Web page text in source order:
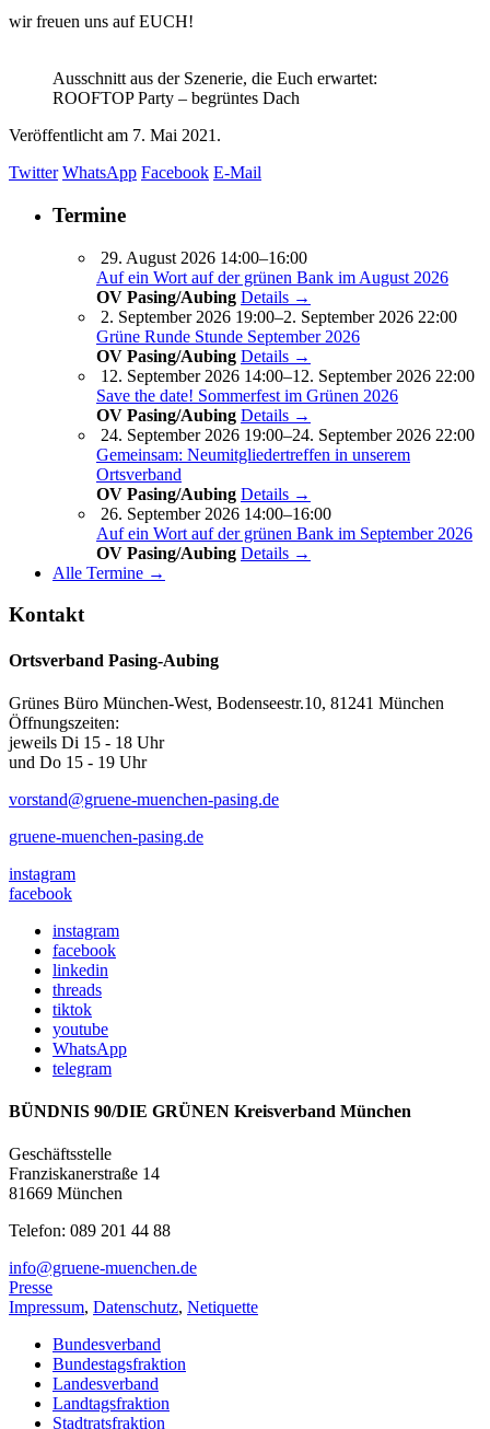
wir freuen uns auf EUCH!
Ausschnitt aus der Szenerie, die Euch erwartet:
ROOFTOP Party – begrüntes Dach
Veröffentlicht am 7. Mai 2021.
Twitter WhatsApp Facebook E-Mail
Termine
29. August 2026 14:00–16:00
Auf ein Wort auf der grünen Bank im August 2026
OV Pasing/Aubing Details →
2. September 2026 19:00–2. September 2026 22:00
Grüne Runde Stunde September 2026
OV Pasing/Aubing Details →
12. September 2026 14:00–12. September 2026 22:00
Save the date! Sommerfest im Grünen 2026
OV Pasing/Aubing Details →
24. September 2026 19:00–24. September 2026 22:00
Gemeinsam: Neumitgliedertreffen in unserem
Ortsverband
OV Pasing/Aubing Details →
26. September 2026 14:00–16:00
Auf ein Wort auf der grünen Bank im September 2026
OV Pasing/Aubing Details →
Alle Termine →
Kontakt
Ortsverband Pasing-Aubing
Grünes Büro München-West, Bodenseestr.10, 81241 München
Öffnungszeiten:
jeweils Di 15 - 18 Uhr
und Do 15 - 19 Uhr
vorstand@gruene-muenchen-pasing.de
gruene-muenchen-pasing.de
instagram
facebook
instagram
facebook
linkedin
threads
tiktok
youtube
WhatsApp
telegram
BÜNDNIS 90/DIE GRÜNEN Kreisverband München
Geschäftsstelle
Franziskanerstraße 14
81669 München
Telefon: 089 201 44 88
info@gruene-muenchen.de
Presse
Impressum, Datenschutz, Netiquette
Bundesverband
Bundestagsfraktion
Landesverband
Landtagsfraktion
Stadtratsfraktion